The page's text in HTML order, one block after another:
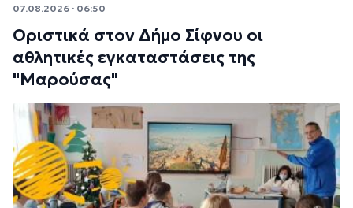
07.08.2026 · 06:50
Οριστικά στον Δήμο Σίφνου οι
αθλητικές εγκαταστάσεις της
"Μαρούσας"